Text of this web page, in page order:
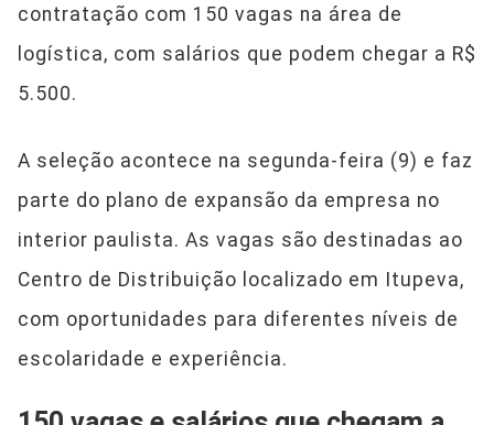
contratação com 150 vagas na área de
logística, com salários que podem chegar a R$
5.500.
A seleção acontece na segunda-feira (9) e faz
parte do plano de expansão da empresa no
interior paulista. As vagas são destinadas ao
Centro de Distribuição localizado em Itupeva,
com oportunidades para diferentes níveis de
escolaridade e experiência.